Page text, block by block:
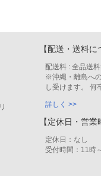
【配送・送料
配送料 : 全品送
※沖縄・離島へ
し受けます。 何
詳しく >>
【定休日・営
定休日：なし
受付時間：11時